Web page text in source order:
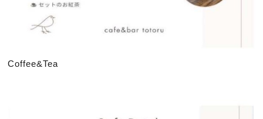
Coffee&Tea